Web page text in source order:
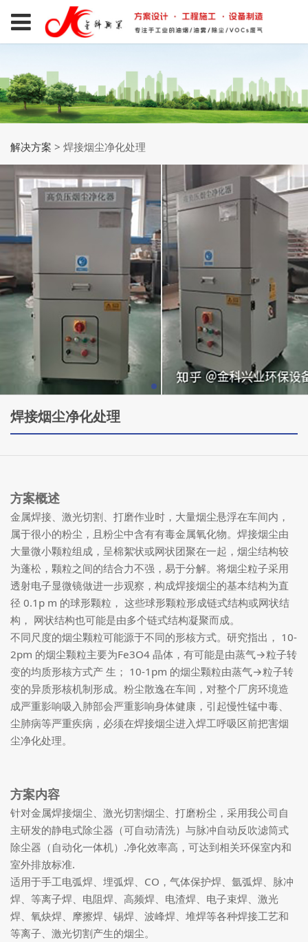
解决方案 >焊接烟尘净化处理
焊接烟尘净化处理
方案概述
金属焊接、激光切割、打磨作业时，大量烟尘悬浮在车间内，
属于很小的粉尘，且粉尘中含有有毒金属氧化物。焊接烟尘由
大量微小颗粒组成，呈棉絮状或网状团聚在一起，烟尘结构较
为蓬松，颗粒之间的结合力不强，易于分解。将烟尘粒子采用
透射电子显微镜做进一步观察，构成焊接烟尘的基本结构为直
径 0.1p m 的球形颗粒， 这些球形颗粒形成链式结构或网状结
构， 网状结构也可能是由多个链式结构凝聚而成。
不同尺度的烟尘颗粒可能源于不同的形核方式。研究指出， 10-
2pm 的烟尘颗粒主要为Fe3O4 晶体，有可能是由蒸气→粒子转
变的均质形核方式产 生； 10-1pm 的烟尘颗粒由蒸气→粒子转
变的异质形核机制形成。粉尘散逸在车间，对整个厂房环境造
成严重影响吸入肺部会严重影响身体健康，引起慢性锰中毒、
尘肺病等严重疾病，必须在焊接烟尘进入焊工呼吸区前把害烟
尘净化处理。
方案内容
针对金属焊接烟尘、激光切割烟尘、打磨粉尘，采用我公司自
主研发的静电式除尘器（可自动清洗）与脉冲自动反吹滤筒式
除尘器（自动化一体机）.净化效率高，可达到相关环保室内和
室外排放标准.
适用于手工电弧焊、埋弧焊、CO，气体保护焊、氩弧焊、脉冲
焊、等离子焊、电阻焊、高频焊、电渣焊、电子束焊、激光
焊、氧炔焊、摩擦焊、锡焊、波峰焊、堆焊等各种焊接工艺和
等离子、激光切割产生的烟尘。